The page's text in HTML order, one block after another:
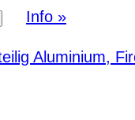
Info »
Aluminium,